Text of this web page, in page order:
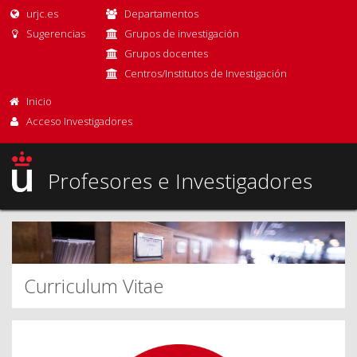
urjc.es
Sugerencias
Departamentos
Grupos de investigación
Grupos docentes
Centros/Institutos de Investigación
Inicio
Acceso Investigadores
Profesores e Investigadores
Curriculum Vitae